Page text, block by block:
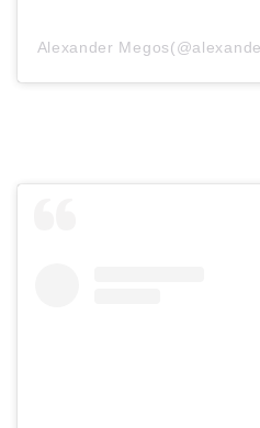
Alexander